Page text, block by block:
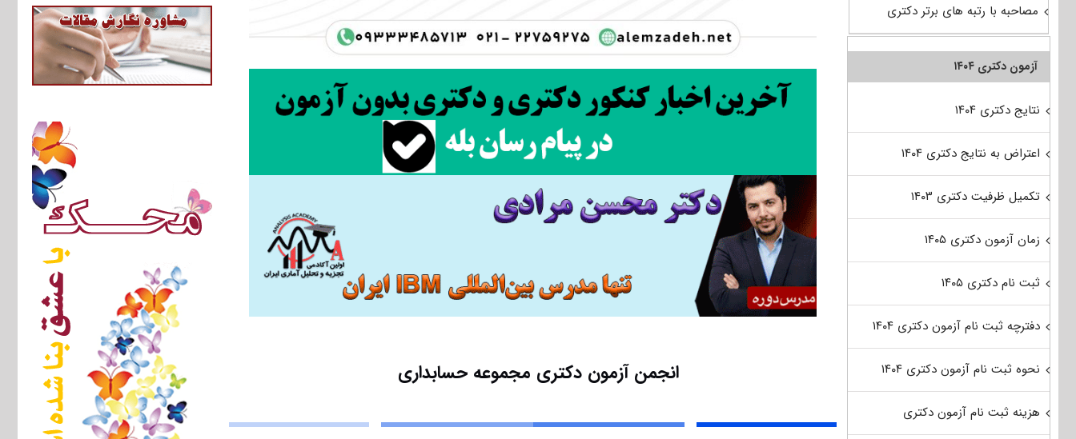
انجمن آزمون دکتری مجموعه حسابداری
مصاحبه با رتبه های برتر دکتری
آزمون دکتری ۱۴۰۴
نتایج دکتری ۱۴۰۴
اعتراض به نتایج دکتری ۱۴۰۴
تکمیل ظرفیت دکتری ۱۴۰۳
زمان آزمون دکتری ۱۴۰۵
ثبت نام دکتری ۱۴۰۵
دفترچه ثبت نام آزمون دکتری ۱۴۰۴
نحوه ثبت نام آزمون دکتری ۱۴۰۴
هزینه ثبت نام آزمون دکتری